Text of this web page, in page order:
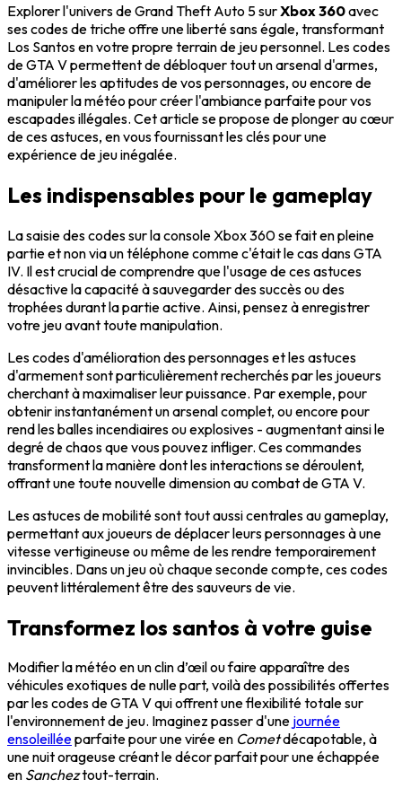
Explorer l'univers de Grand Theft Auto 5 surXbox 360avec
ses codes de triche offre une liberté sans égale, transformant
Los Santos en votre propre terrain de jeu personnel. Les codes
de GTA V permettent de débloquer tout un arsenal d'armes,
d'améliorer les aptitudes de vos personnages, ou encore de
manipuler la météo pour créer l'ambiance parfaite pour vos
escapades illégales. Cet article se propose de plonger au cœur
de ces astuces, en vous fournissant les clés pour une
expérience de jeu inégalée.
Les indispensables pour le gameplay
La saisie des codes sur la console Xbox 360 se fait en pleine
partie et non via un téléphone comme c'était le cas dans GTA
IV. Il est crucial de comprendre que l'usage de ces astuces
désactive la capacité à sauvegarder des succès ou des
trophées durant la partie active. Ainsi, pensez à enregistrer
votre jeu avant toute manipulation.
Les codes d'amélioration des personnages et les astuces
d'armement sont particulièrement recherchés par les joueurs
cherchant à maximaliser leur puissance. Par exemple, pour
obtenir instantanément un arsenal complet, ou encore pour
rend les balles incendiaires ou explosives - augmentant ainsi le
degré de chaos que vous pouvez infliger. Ces commandes
transforment la manière dont les interactions se déroulent,
offrant une toute nouvelle dimension au combat de GTA V.
Les astuces de mobilité sont tout aussi centrales au gameplay,
permettant aux joueurs de déplacer leurs personnages à une
vitesse vertigineuse ou même de les rendre temporairement
invincibles. Dans un jeu où chaque seconde compte, ces codes
peuvent littéralement être des sauveurs de vie.
Transformez los santos à votre guise
Modifier la météo en un clin d’œil ou faire apparaître des
véhicules exotiques de nulle part, voilà des possibilités offertes
par les codes de GTA V qui offrent une flexibilité totale sur
l'environnement de jeu. Imaginez passer d'une journée
ensoleilléeparfaite pour une virée en Cometdécapotable, à
une nuit orageuse créant le décor parfait pour une échappée
en Sancheztout-terrain.